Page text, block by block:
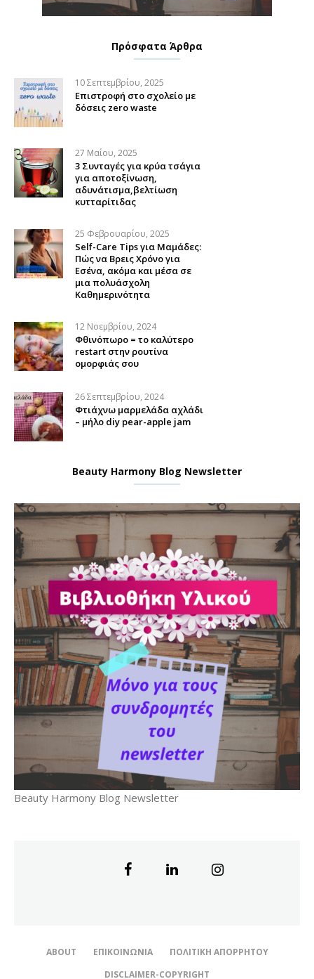
Πρόσφατα Άρθρα
10 Σεπτεμβρίου, 2025
Επιστροφή στο σχολείο με
δόσεις zero waste
27 Μαΐου, 2025
3 Συνταγές για κρύα τσάγια
για αποτοξίνωση,
αδυνάτισμα,βελτίωση
κυτταρίτιδας
25 Φεβρουαρίου, 2025
Self-Care Tips για Μαμάδες:
Πώς να Βρεις Χρόνο για
Εσένα, ακόμα και μέσα σε
μια πολυάσχολη
Καθημερινότητα
12 Νοεμβρίου, 2024
Φθινόπωρο = το καλύτερο
restart στην ρουτίνα
ομορφιάς σου
26 Σεπτεμβρίου, 2024
Φτιάχνω μαρμελάδα αχλάδι
– μήλο diy pear-apple jam
Beauty Harmony Blog Newsletter
Beauty Harmony Blog Newsletter
ABOUT ΕΠΙΚΟΙΝΩΝΊΑ
ΠΟΛΙΤΙΚΉ ΑΠΟΡΡΉΤΟΥ
DISCLAIMER-COPYRIGHT